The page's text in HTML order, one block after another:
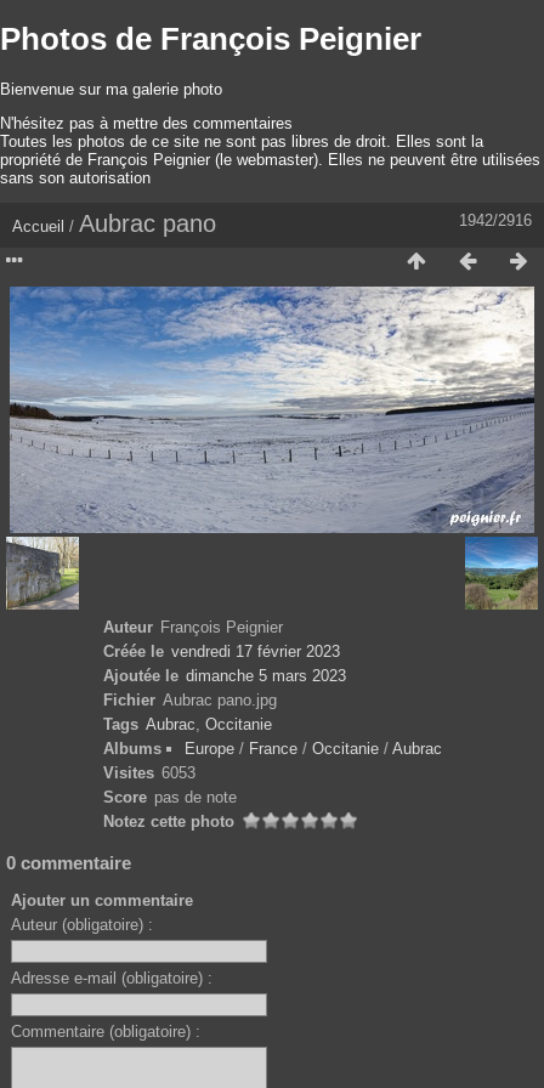
Photos de François Peignier
Bienvenue sur ma galerie photo
N'hésitez pas à mettre des commentaires
Toutes les photos de ce site ne sont pas libres de droit. Elles sont la
propriété de François Peignier (le webmaster). Elles ne peuvent être utilisées
sans son autorisation
1942/2916
Accueil / Aubrac pano
Auteur François Peignier
Créée le vendredi 17 février 2023
Ajoutée le dimanche 5 mars 2023
Fichier Aubrac pano.jpg
Tags Aubrac Occitanie
Albums
Europe / France / Occitanie / Aubrac
Visites 6053
Score pas de note
Notez cette photo
0 commentaire
Ajouter un commentaire
Auteur (obligatoire) :
Adresse e-mail (obligatoire) :
Commentaire (obligatoire) :